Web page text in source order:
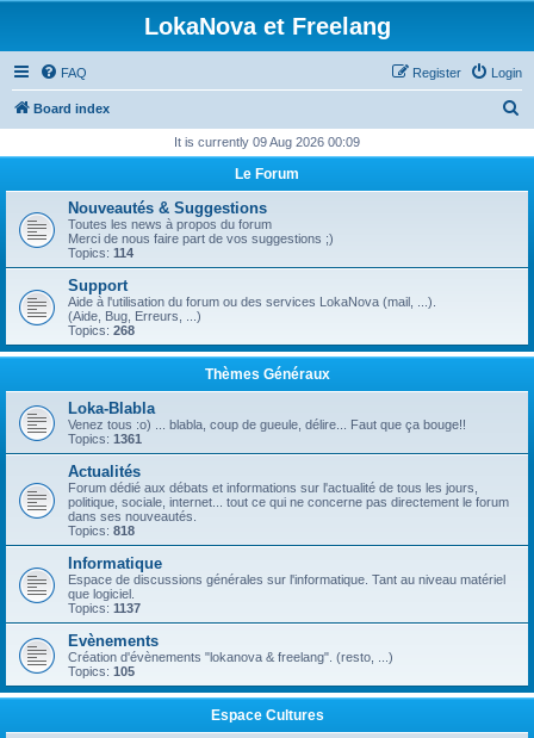
LokaNova et Freelang
FAQ Login
Register
Board index
r
It is currently 09 Aug 2026 00:09
Le Forum
Nouveautés & Suggestions
Toutes les news à propos du forum
Merci de nous faire part de vos suggestions ;)
Topics: 114
Support
Aide à l'utilisation du forum ou des services LokaNova (mail, ...).
(Aide, Bug, Erreurs, ...)
Topics: 268
Thèmes Généraux
Loka-Blabla
Venez tous :o) ... blabla, coup de gueule, délire... Faut que ça bouge!!
Topics: 1361
Actualités
Forum dédié aux débats et informations sur l'actualité de tous les jours,
politique, sociale, internet... tout ce qui ne concerne pas directement le forum
dans ses nouveautés.
Topics: 818
Informatique
Espace de discussions générales sur l'informatique. Tant au niveau matériel
que logiciel.
Topics: 1137
Evènements
Création d'évènements "lokanova & freelang". (resto, ...)
Topics: 105
Espace Cultures